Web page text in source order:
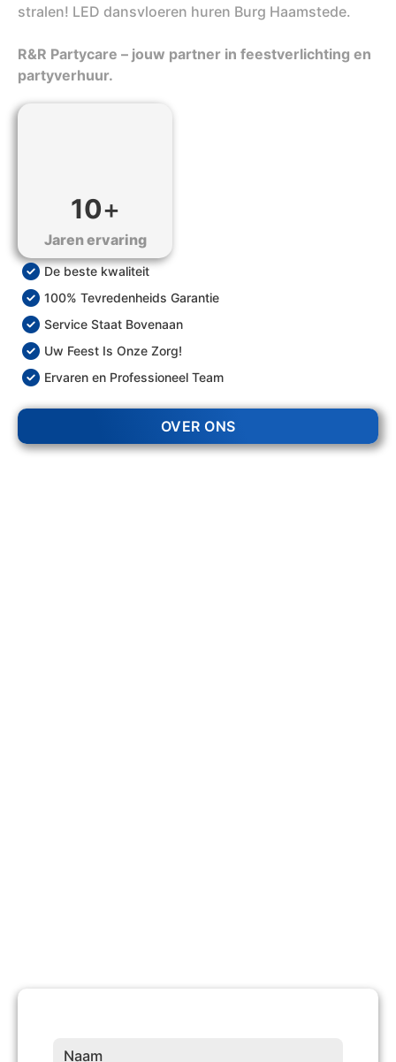
stralen! LED dansvloeren huren Burg Haamstede.
R&R Partycare – jouw partner in feestverlichting en
partyverhuur.
10+
Jaren ervaring
De beste kwaliteit
100% Tevredenheids Garantie
Service Staat Bovenaan
Uw Feest Is Onze Zorg!
Ervaren en Professioneel Team
OVER ONS